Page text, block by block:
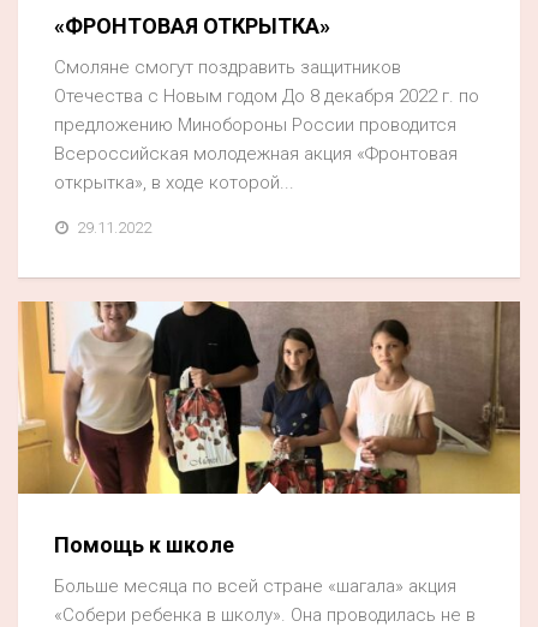
«ФРОНТОВАЯ ОТКРЫТКА»
Смоляне смогут поздравить защитников
Отечества с Новым годом До 8 декабря 2022 г. по
предложению Минобороны России проводится
Всероссийская молодежная акция «Фронтовая
открытка», в ходе которой...
29.11.2022
Помощь к школе
Больше месяца по всей стране «шагала» акция
«Собери ребенка в школу». Она проводилась не в